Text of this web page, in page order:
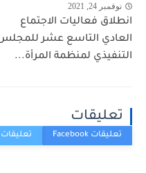
نوفمبر 24, 2021
انطلاق فعاليات الاجتماع
العادي التاسع عشر
التنفيذي لمنظمة المرأة...
تعليقات